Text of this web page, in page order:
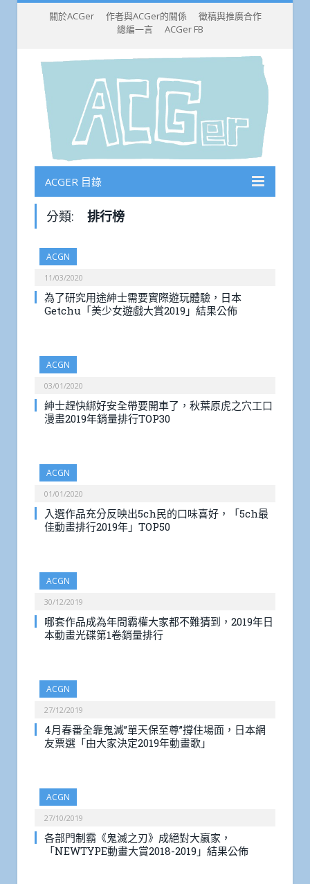
關於ACGer 作者與ACGer的關係
徵稿與推廣合作
總編一言
ACGer FB
ACGER 目錄
分類: 排行榜
ACGN
11/03/2020
為了研究用途紳士需要實際遊玩體驗，日本
Getchu「美少女遊戲大賞2019」結果公佈
ACGN
03/01/2020
紳士趕快綁好安全帶要開車了，秋葉原虎之穴工口
漫畫2019年銷量排行TOP30
ACGN
01/01/2020
入選作品充分反映出5ch民的口味喜好，「5ch最
佳動畫排行2019年」TOP50
ACGN
30/12/2019
哪套作品成為年間霸權大家都不難猜到，2019年日
本動畫光碟第1卷銷量排行
ACGN
27/12/2019
4月春番全靠鬼滅”單天保至尊”撐住場面，日本網
友票選「由大家決定2019年動畫歌」
ACGN
27/10/2019
各部門制霸《鬼滅之刃》成絕對大嬴家，
「NEWTYPE動畫大賞2018-2019」結果公佈